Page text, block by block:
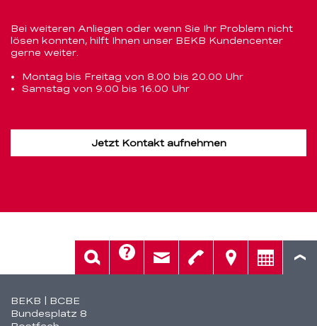
Bei weiteren Anliegen oder wenn Sie Ihr Problem nicht
lösen konnten, hilft Ihnen unser BEKB Kundencenter
gerne weiter.
Montag bis Freitag von 8.00 bis 20.00 Uhr
Samstag von 9.00 bis 16.00 Uhr
Jetzt Kontakt aufnehmen
Fusszeile
BEKB | BCBE
Bundesplatz 8